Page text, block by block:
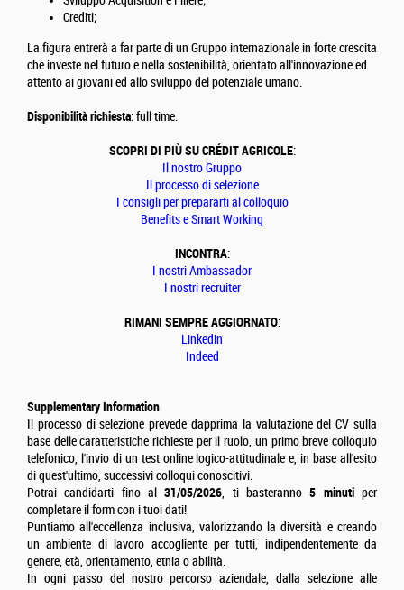
Crediti;
La figura entrerà a far parte di un Gruppo internazionale in forte crescita
che investe nel futuro e nella sostenibilità, orientato all'innovazione ed
attento ai giovani ed allo sviluppo del potenziale umano.
Disponibilità richiesta: full time.
SCOPRI DI PIÙ SU CRÉDIT AGRICOLE:
Il nostro Gruppo
Il processo di selezione
I consigli per prepararti al colloquio
Benefits e Smart Working
INCONTRA:
I nostri Ambassador
I nostri recruiter
RIMANI SEMPRE AGGIORNATO:
Linkedin
Indeed
Supplementary Information
Il processo di selezione prevede dapprima la valutazione del CV sulla
base delle caratteristiche richieste per il ruolo, un primo breve colloquio
telefonico, l'invio di un test online logico-attitudinale e, in base all'esito
di quest'ultimo, successivi colloqui conoscitivi.
Potrai candidarti fino al31/05/2026, ti basteranno 5 minutiper
completare il form con i tuoi dati!
Puntiamo all'eccellenza inclusiva, valorizzando la diversità e creando
un ambiente di lavoro accogliente per tutti, indipendentemente da
genere, età, orientamento, etnia o abilità.
In ogni passo del nostro percorso aziendale, dalla selezione alle